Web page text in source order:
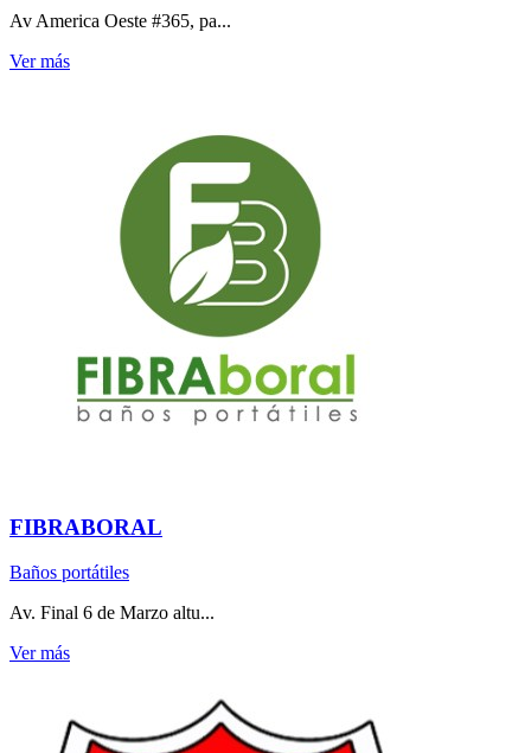
Av America Oeste #365, pa...
Ver más
FIBRABORAL
Baños portátiles
Av. Final 6 de Marzo altu...
Ver más